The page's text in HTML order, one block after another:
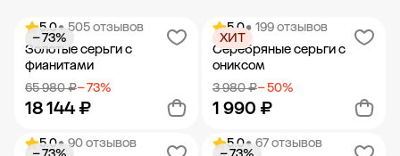
5.0• 505 отзывов
Золотые серьги с
фианитами
65 980 ₽− 73%
18 144 ₽
− 73%
5.0• 199 отзывов
Серебряные серьги с
ониксом
3 980 ₽− 50%
1 990 ₽
ХИТ
5.0• 90 отзывов
5.0• 67 отзывов